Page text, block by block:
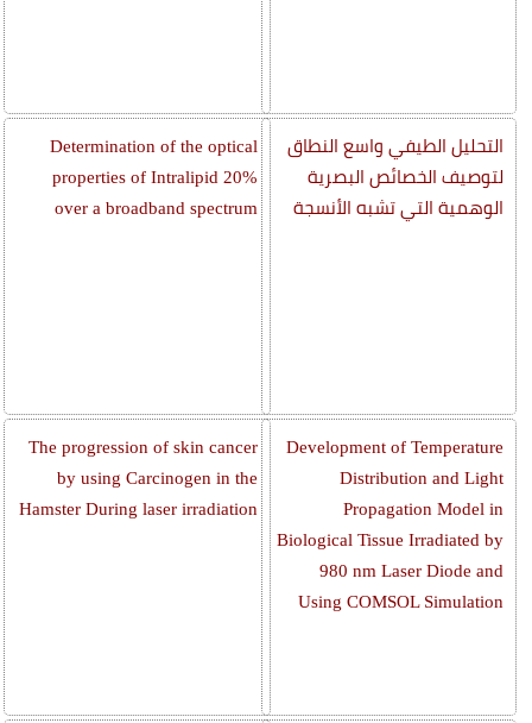
التحليل الطيفي واسع النطاق
لتوصيف الخصائص البصرية
الوهمية التي تشبه الأنسجة
Development of Temperature
Distribution and Light
Propagation Model in
Biological Tissue Irradiated by
980 nm Laser Diode and
Using COMSOL Simulation
Determination of the optical
properties of Intralipid 20%
over a broadband spectrum
The progression of skin cancer
by using Carcinogen in the
Hamster During laser irradiation